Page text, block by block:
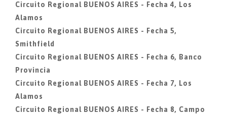
Circuito Regional BUENOS AIRES - Fecha 4, Los
Alamos
Circuito Regional BUENOS AIRES - Fecha 5,
Smithfield
Circuito Regional BUENOS AIRES - Fecha 6, Banco
Provincia
Circuito Regional BUENOS AIRES - Fecha 7, Los
Alamos
Circuito Regional BUENOS AIRES - Fecha 8, Campo